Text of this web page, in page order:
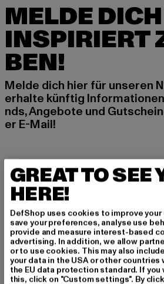
MELDE
INSPIRIERT
BEN!
Melde dich hier für unseren
erhalte künftig
nds, Angebote und
er E-Mail!
An welchen Produkten bist du
MÄNNER
FRAUEN
E-MAIL
ANMELDEN
GREAT TO SEE
HERE!
DefShop uses cookies to improve
save your preferences, analyse use
provide and measure interest-based
advertising. In addition, we allow
or to use cookies. This may also
your data in the USA or other countries
the EU data protection standard. If you
this, click on "Custom settings". By